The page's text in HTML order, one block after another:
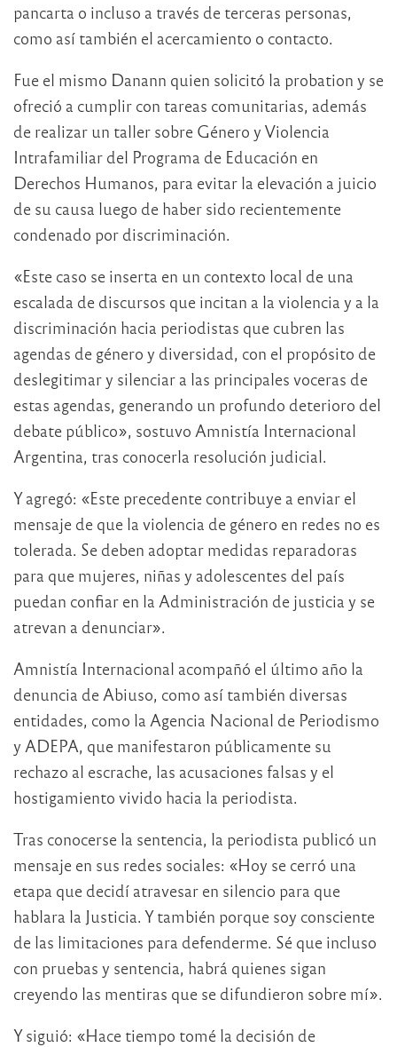
pancarta o incluso a través de terceras personas,
como así también el acercamiento o contacto.
Fue el mismo Danann quien solicitó la probation y se
ofreció a cumplir con tareas comunitarias, además
de realizar un taller sobre Género y Violencia
Intrafamiliar del Programa de Educación en
Derechos Humanos, para evitar la elevación a juicio
de su causa luego de haber sido recientemente
condenado por discriminación.
«Este caso se inserta en un contexto local de una
escalada de discursos que incitan a la violencia y a la
discriminación hacia periodistas que cubren las
agendas de género y diversidad, con el propósito de
deslegitimar y silenciar a las principales voceras de
estas agendas, generando un profundo deterioro del
debate público», sostuvo Amnistía Internacional
Argentina, tras conocerla resolución judicial.
Y agregó: «Este precedente contribuye a enviar el
mensaje de que la violencia de género en redes no es
tolerada. Se deben adoptar medidas reparadoras
para que mujeres, niñas y adolescentes del país
puedan confiar en la Administración de justicia y se
atrevan a denunciar».
Amnistía Internacional acompañó el último año la
denuncia de Abiuso, como así también diversas
entidades, como la Agencia Nacional de Periodismo
y ADEPA, que manifestaron públicamente su
rechazo al escrache, las acusaciones falsas y el
hostigamiento vivido hacia la periodista.
Tras conocerse la sentencia, la periodista publicó un
mensaje en sus redes sociales: «Hoy se cerró una
etapa que decidí atravesar en silencio para que
hablara la Justicia. Y también porque soy consciente
de las limitaciones para defenderme. Sé que incluso
con pruebas y sentencia, habrá quienes sigan
creyendo las mentiras que se difundieron sobre mí».
Y siguió: «Hace tiempo tomé la decisión de